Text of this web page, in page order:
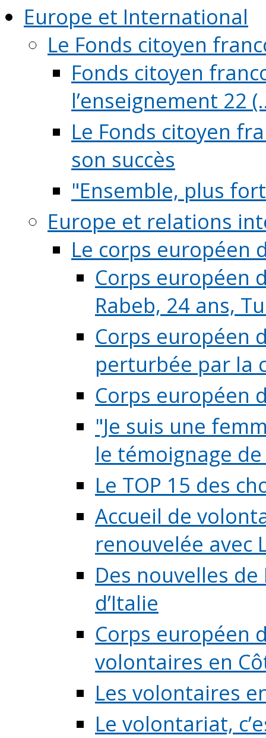
Europe et International
Le Fonds citoyen
Fonds citoyen
l’enseignement 22
Le Fonds citoyen
son succès
"Ensemble, plus
Europe et relations
Le corps européen
Corps européen
Rabeb, 24 ans,
Corps européen
perturbée par la
Corps européen
"Je suis une
le témoignage de
Le TOP 15 des
Accueil de
renouvelée avec
Des nouvelles
d’Italie
Corps européen
volontaires en
Les volontaires
Le volontariat,